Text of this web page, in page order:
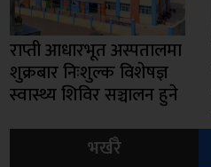
राप्ती आधारभूत अस्पतालमा
शुक्रबार निःशुल्क विशेषज्ञ
स्वास्थ्य शिविर सञ्चालन हुने
भर्खरै